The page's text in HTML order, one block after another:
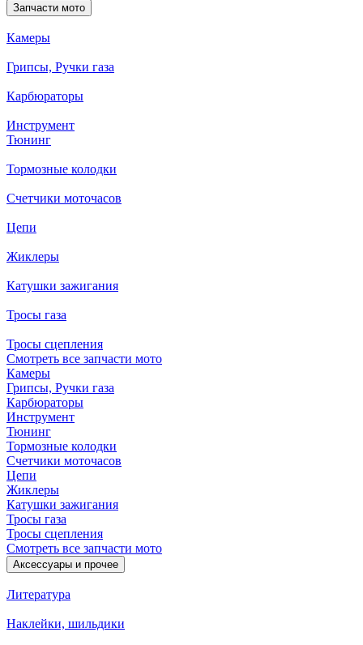
Запчасти мото
Камеры
Грипсы, Ручки газа
Карбюраторы
Инструмент
Тюнинг
Тормозные колодки
Счетчики моточасов
Цепи
Жиклеры
Катушки зажигания
Тросы газа
Тросы сцепления
Смотреть все запчасти мото
Камеры
Грипсы, Ручки газа
Карбюраторы
Инструмент
Тюнинг
Тормозные колодки
Счетчики моточасов
Цепи
Жиклеры
Катушки зажигания
Тросы газа
Тросы сцепления
Смотреть все запчасти мото
Аксессуары и прочее
Литература
Наклейки, шильдики